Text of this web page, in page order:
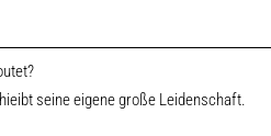
seine eigene große Leidenschaft.